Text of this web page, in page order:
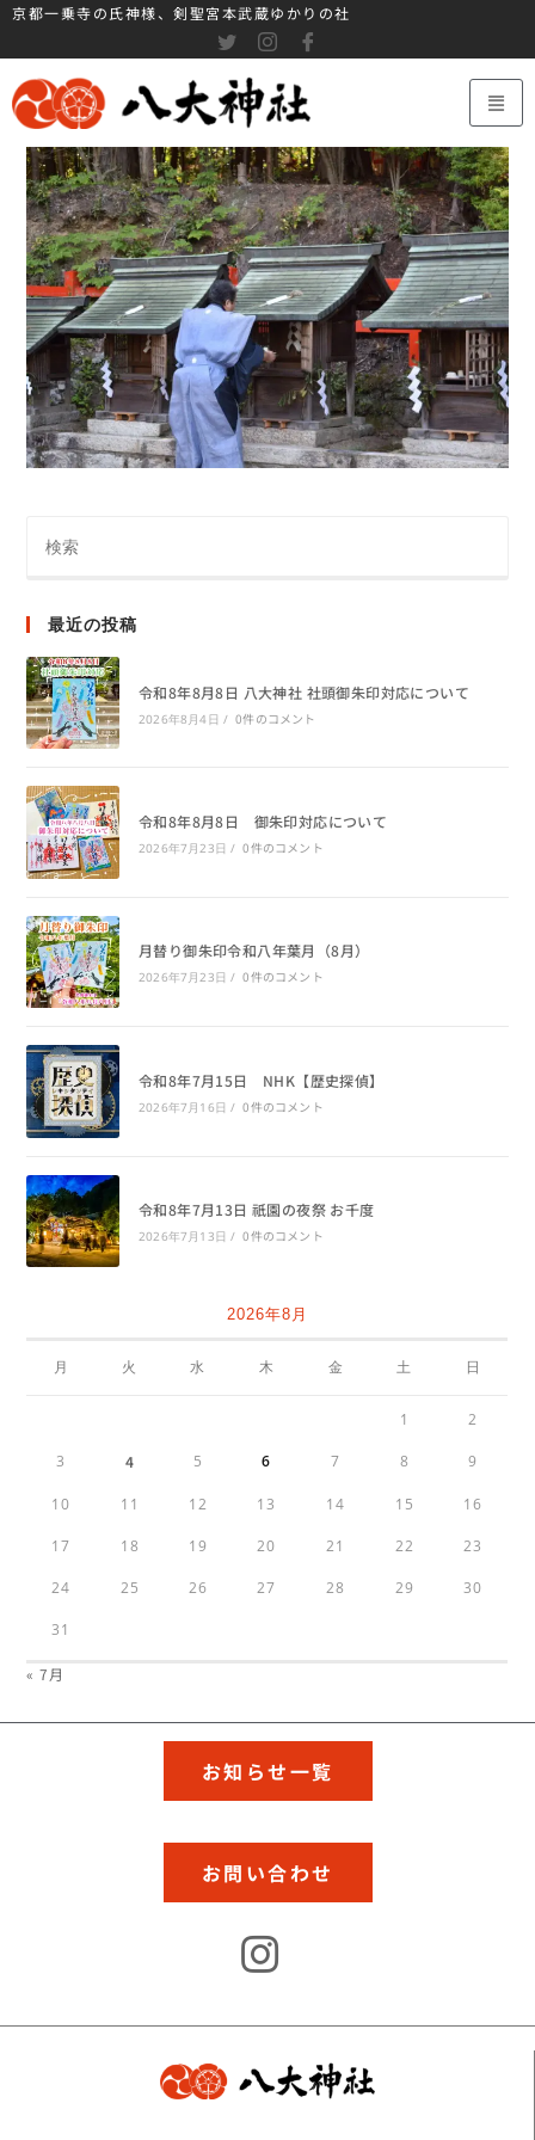
京都一乗寺の氏神様、剣聖宮本武蔵ゆかりの社
最近の投稿
令和8年8月8日 八大神社 社頭御朱印対応について
2026年8月4日 / 0件のコメント
令和8年8月8日 御朱印対応について
2026年7月23日 / 0件のコメント
月替り御朱印令和八年葉月（8月）
2026年7月23日 / 0件のコメント
令和8年7月15日 NHK【歴史探偵】
2026年7月16日 / 0件のコメント
令和8年7月13日 祇園の夜祭 お千度
2026年7月13日 / 0件のコメント
2026年8月
月 火 水 木 金 土 日
1 2
3 4 5 6 7 8 9
10 11 12 13 14 15 16
17 18 19 20 21 22 23
24 25 26 27 28 29 30
31
« 7月
お知らせ一覧
お問い合わせ